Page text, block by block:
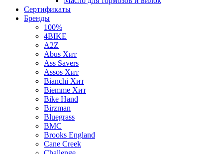
Сертификаты
Бренды
100%
4BIKE
A2Z
Abus Хит
Ass Savers
Assos Хит
Bianchi Хит
Biemme Хит
Bike Hand
Birzman
Bluegrass
BMC
Brooks England
Cane Creek